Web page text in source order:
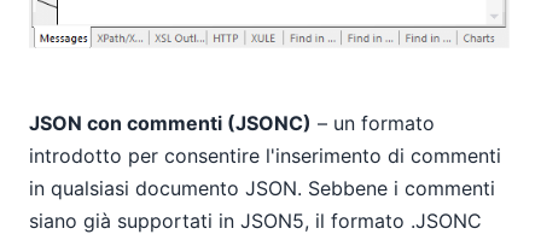
JSON con commenti (JSONC) – un formato
introdotto per consentire l'inserimento di commenti
in qualsiasi documento JSON. Sebbene i commenti
siano già supportati in JSON5, il formato .JSONC